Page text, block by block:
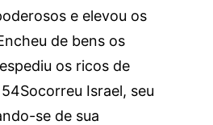
e elevou os
de bens os
os ricos de
Israel, seu
se de sua